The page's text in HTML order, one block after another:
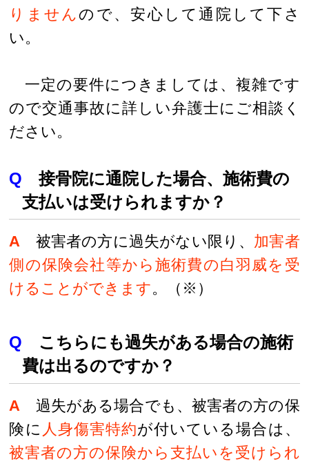
りませんので、安心して通院して下さ
い。
一定の要件につきましては、複雑です
ので交通事故に詳しい弁護士にご相談く
ださい。
Q 接骨院に通院した場合、施術費の
支払いは受けられますか？
A 被害者の方に過失がない限り、 加害者
側の保険会社等から施術費の白羽威を受
けることができます。（※）
Q こちらにも過失がある場合の施術
費は出るのですか？
A 過失がある場合でも、被害者の方の保
険に 人身傷害特約が付いている場合は、
被害者の方の保険から支払いを受けられ